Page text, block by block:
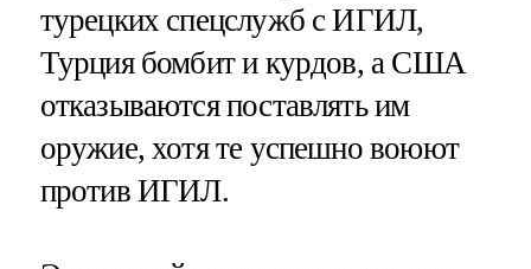
турецких спецслужб с ИГИЛ,
Турция бомбит и курдов, а США
отказываются поставлять им
оружие, хотя те успешно воюют
против ИГИЛ.